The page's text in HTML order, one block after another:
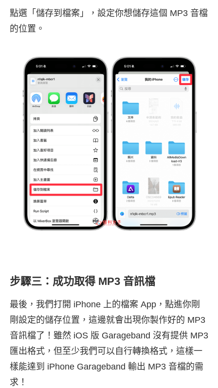
點選「儲存到檔案」，設定你想儲存這個 MP3 音檔
的位置。
步驟三：成功取得 MP3 音訊檔
最後，我們打開 iPhone 上的檔案 App，點進你剛
剛設定的儲存位置，這邊就會出現你製作好的 MP3
音訊檔了！雖然 iOS 版 Garageband 沒有提供 MP3
匯出格式，但至少我們可以自行轉換格式，這樣一
樣能達到 iPhone Garageband 輸出 MP3 音檔的需
求！